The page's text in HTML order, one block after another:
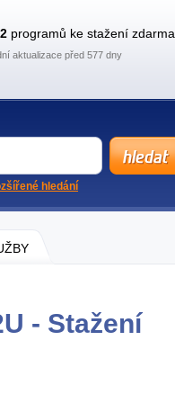
- Stažení
programů ke stažení zdarma
aktualizace před 577 dny
hledání